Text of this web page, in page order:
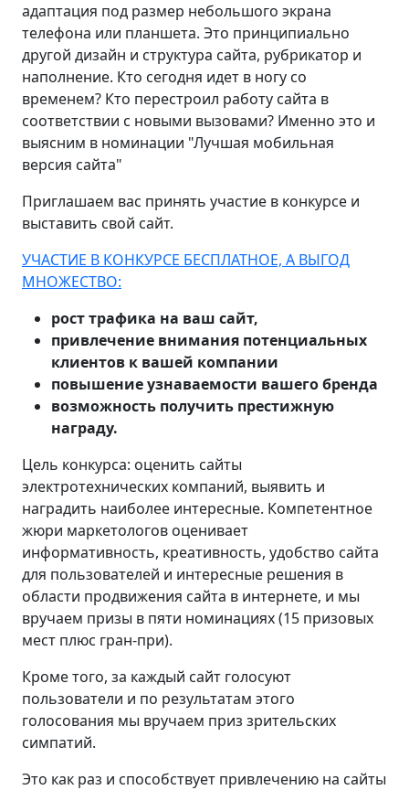
адаптация под размер небольшого экрана
телефона или планшета. Это принципиально
другой дизайн и структура сайта, рубрикатор и
наполнение. Кто сегодня идет в ногу со
временем? Кто перестроил работу сайта в
соответствии с новыми вызовами? Именно это и
выясним в номинации "Лучшая мобильная
версия сайта"
Приглашаем вас принять участие в конкурсе и
выставить свой сайт.
УЧАСТИЕ В КОНКУРСЕ БЕСПЛАТНОЕ, А ВЫГОД
МНОЖЕСТВО:
рост трафика на ваш сайт,
привлечение внимания потенциальных
клиентов к вашей компании
повышение узнаваемости вашего бренда
возможность получить престижную
награду.
Цель конкурса: оценить сайты
электротехнических компаний, выявить и
наградить наиболее интересные. Компетентное
жюри маркетологов оценивает
информативность, креативность, удобство сайта
для пользователей и интересные решения в
области продвижения сайта в интернете, и мы
вручаем призы в пяти номинациях (15 призовых
мест плюс гран-при).
Кроме того, за каждый сайт голосуют
пользователи и по результатам этого
голосования мы вручаем приз зрительских
симпатий.
Это как раз и способствует привлечению на сайты